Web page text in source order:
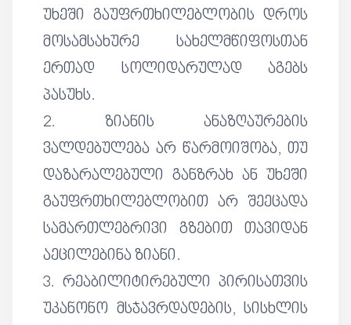
უხეში გაუფრთხილებლობის დროს
მოსამსახურე სახელმწიფოსთან
ერთად სოლიდარულად აგებს
პასუხს.
2. ზიანის ანაზღაურების
ვალდებულება არ წარმოიშობა, თუ
დაზარალებული განზრახ ან უხეში
გაუფრთხილებლობით არ შეეცადა
სამართლებრივი გზებით თავიდან
აეცილებინა ზიანი.
3. რეაბილიტირებული პირისათვის
უკანონო მსჯავრდადების, სისხლის